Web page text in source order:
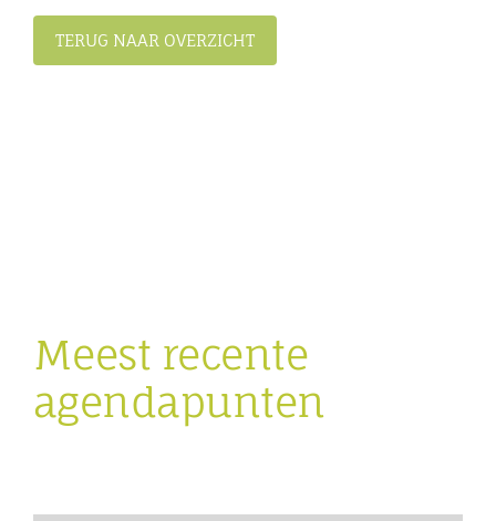
TERUG NAAR OVERZICHT
Meest recente
agendapunten